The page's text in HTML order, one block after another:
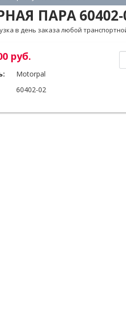
ПАРА
в день заказа любой
руб.
Motorpal
60402-02